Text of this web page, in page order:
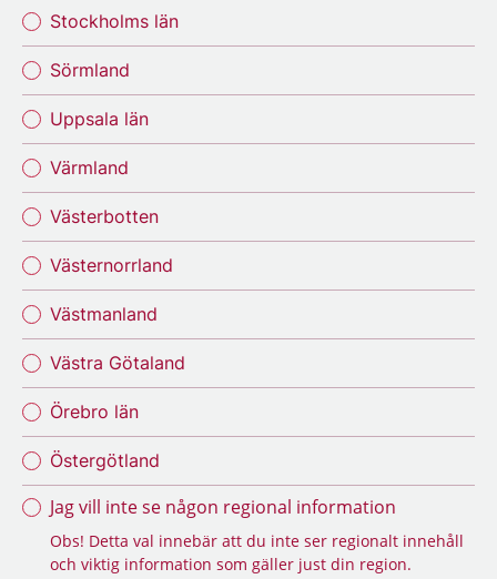
Stockholms län
Sörmland
Uppsala län
Värmland
Västerbotten
Västernorrland
Västmanland
Västra Götaland
Örebro län
Östergötland
Jag vill inte se någon regional information
Obs! Detta val innebär att du inte ser regionalt innehåll
och viktig information som gäller just din region.